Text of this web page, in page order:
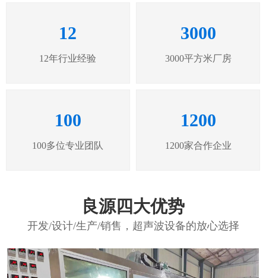
12
12年行业经验
3000
3000平方米厂房
100
100多位专业团队
1200
1200家合作企业
良源四大优势
开发/设计/生产/销售，超声波设备的放心选择